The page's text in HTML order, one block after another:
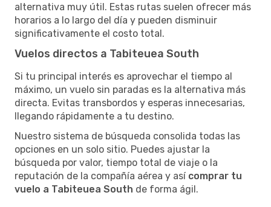
alternativa muy útil. Estas rutas suelen ofrecer más
horarios a lo largo del día y pueden disminuir
significativamente el costo total.
Vuelos directos a Tabiteuea South
Si tu principal interés es aprovechar el tiempo al
máximo, un vuelo sin paradas es la alternativa más
directa. Evitas transbordos y esperas innecesarias,
llegando rápidamente a tu destino.
Nuestro sistema de búsqueda consolida todas las
opciones en un solo sitio. Puedes ajustar la
búsqueda por valor, tiempo total de viaje o la
reputación de la compañía aérea y así comprar tu
vuelo a Tabiteuea South de forma ágil.